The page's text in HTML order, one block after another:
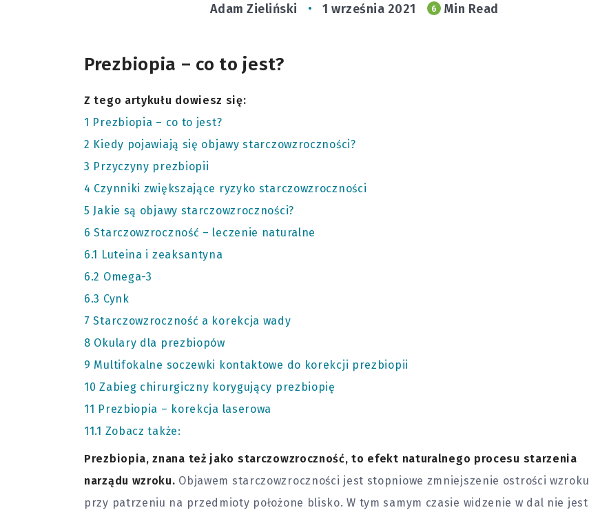
Adam Zieliński 1 września 2021 6 Min Read
Prezbiopia – co to jest?
Z tego artykułu dowiesz się:
1 Prezbiopia – co to jest?
2 Kiedy pojawiają się objawy starczowzroczności?
3 Przyczyny prezbiopii
4 Czynniki zwiększające ryzyko starczowzroczności
5 Jakie są objawy starczowzroczności?
6 Starczowzroczność – leczenie naturalne
6.1 Luteina i zeaksantyna
6.2 Omega-3
6.3 Cynk
7 Starczowzroczność a korekcja wady
8 Okulary dla prezbiopów
9 Multifokalne soczewki kontaktowe do korekcji prezbiopii
10 Zabieg chirurgiczny korygujący prezbiopię
11 Prezbiopia – korekcja laserowa
11.1 Zobacz także:
Prezbiopia, znana też jako starczowzroczność, to efekt naturalnego procesu starzenia
narządu wzroku. Objawem starczowzroczności jest stopniowe zmniejszenie ostrości wzroku
przy patrzeniu na przedmioty położone blisko. W tym samym czasie widzenie w dal nie jest